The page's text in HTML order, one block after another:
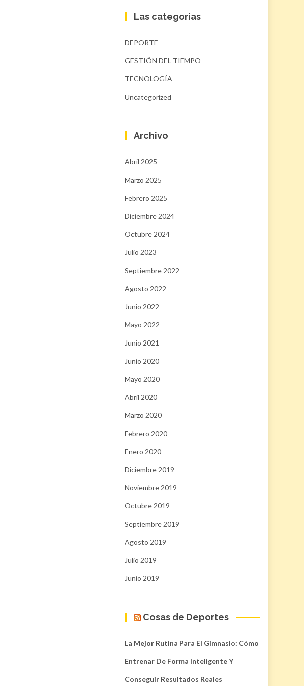
Las categorías
DEPORTE
GESTIÓN DEL TIEMPO
TECNOLOGÍA
Uncategorized
Archivo
Abril 2025
Marzo 2025
Febrero 2025
Diciembre 2024
Octubre 2024
Julio 2023
Septiembre 2022
Agosto 2022
Junio 2022
Mayo 2022
Junio 2021
Junio 2020
Mayo 2020
Abril 2020
Marzo 2020
Febrero 2020
Enero 2020
Diciembre 2019
Noviembre 2019
Octubre 2019
Septiembre 2019
Agosto 2019
Julio 2019
Junio 2019
Cosas de Deportes
La Mejor Rutina Para El Gimnasio: Cómo
Entrenar De Forma Inteligente Y
Conseguir Resultados Reales